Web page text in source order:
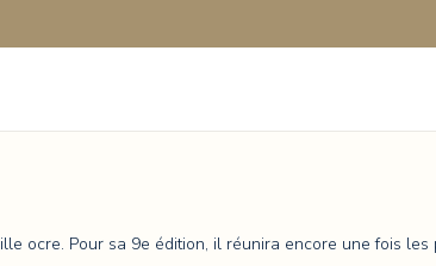
ocre. Pour sa 9e édition, il réunira encore une fois les